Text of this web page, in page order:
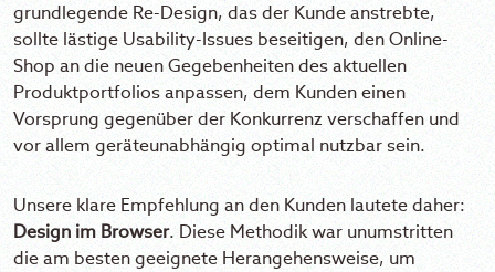
grundlegende Re-Design, das der Kunde anstrebte,
sollte lästige Usability-Issues beseitigen, den Online-
Shop an die neuen Gegebenheiten des aktuellen
Produktportfolios anpassen, dem Kunden einen
Vorsprung gegenüber der Konkurrenz verschaffen und
vor allem geräteunabhängig optimal nutzbar sein.
Unsere klare Empfehlung an den Kunden lautete daher:
Design im Browser. Diese Methodik war unumstritten
die am besten geeignete Herangehensweise, um